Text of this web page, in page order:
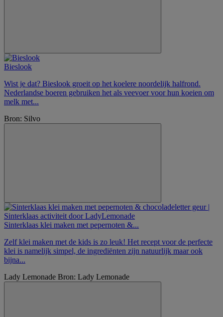
Bieslook
Wist je dat? Bieslook groeit op het koelere noordelijk halfrond.
Nederlandse boeren gebruiken het als veevoer voor hun koeien om
melk met...
Bron: Silvo
Sinterklaas klei maken met pepernoten &...
Zelf klei maken met de kids is zo leuk! Het recept voor de perfecte
klei is namelijk simpel, de ingrediënten zijn natuurlijk maar ook
bijna...
Lady Lemonade Bron: Lady Lemonade